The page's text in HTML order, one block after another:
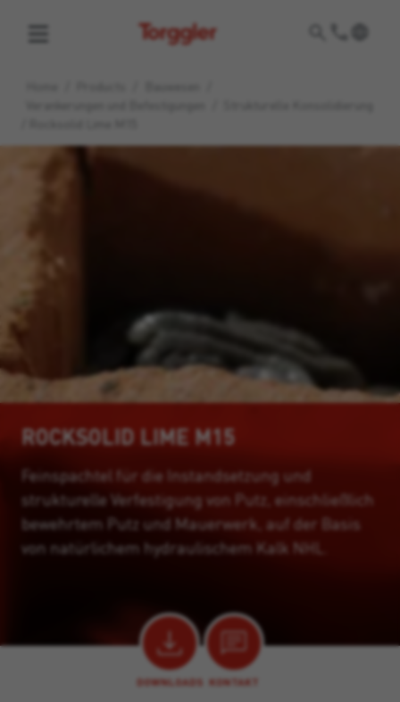
Torggler
ROCKSOLID LIME M15
Feinspachtel für die Instandsetzung und
strukturelle Verfestigung von Putz, einschließlich
bewehrtem Putz und Mauerwerk, auf der Basis
von natürlichem hydraulischem Kalk NHL.
DOWNLOADS KONTAKT